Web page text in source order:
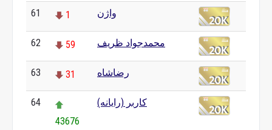
61 1 واژن
62 59 محمدجواد ظریف
63 31 رضاشاه
64
43676
کاربر (رایانه)